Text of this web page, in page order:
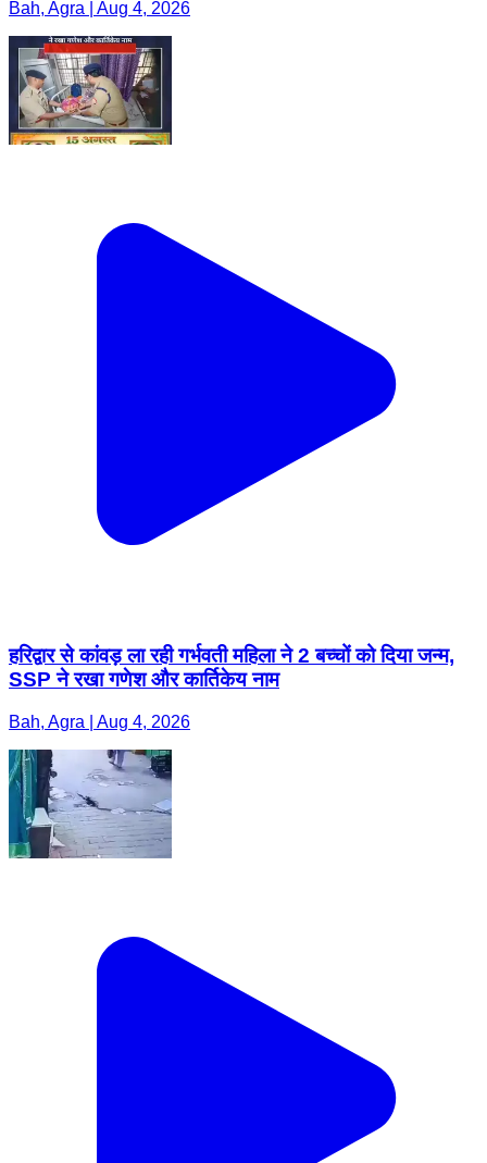
Bah, Agra | Aug 4, 2026
हरिद्वार से कांवड़ ला रही गर्भवती महिला ने 2 बच्चों को दिया जन्म,
SSP ने रखा गणेश और कार्तिकेय नाम
Bah, Agra | Aug 4, 2026